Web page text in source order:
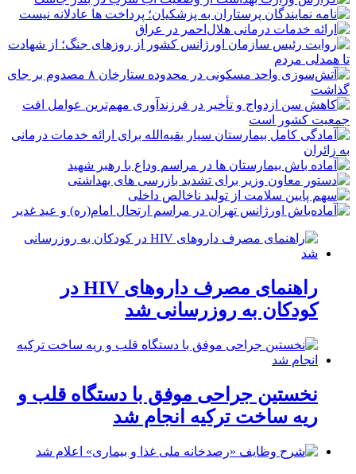
راهنمای مصرف داروهای HIV در
کودکان به روزرسانی شد
نخستین جراحی موفق با دستگاه قلب و
ریه ساخت ترکیه انجام شد